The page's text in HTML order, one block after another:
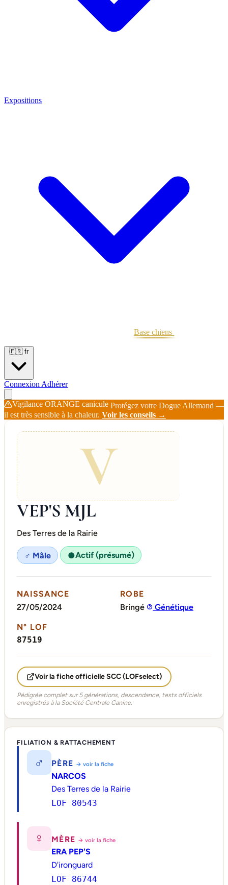
Expositions
Base chiens
🇫🇷 fr
Connexion Adhérer
Vigilance ORANGE canicule Protégez votre Dogue Allemand —
il est très sensible à la chaleur. Voir les conseils →
V
VEP'S MJL
Des Terres de la Rairie
♂ Mâle ●Actif (présumé)
NAISSANCE
27/05/2024
ROBE
Bringé
Génétique
N° LOF
87519
Voir la fiche officielle SCC (LOFselect)
Pédigrée complet sur 5 générations, descendance, tests officiels
enregistrés à la Société Centrale Canine.
FILIATION & RATTACHEMENT
♂ PÈRE → voir la fiche
NARCOS
Des Terres de la Rairie
LOF 80543
♀ MÈRE → voir la fiche
ERA PEP'S
D'ironguard
LOF 86744